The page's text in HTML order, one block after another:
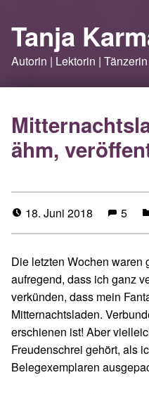
Tanja
Autorin | Lektorin | Tänzerin
ähm,
18. Juni 2018 5
Die letzten Wochen waren
aufregend, dass ich ganz
verkünden, dass mein
Mitternachtsladen.
erschienen ist! Aber
Freudenschrei gehört, als
Belegexemplaren